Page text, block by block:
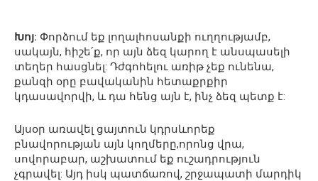
Խոյ: Փորձում եք լողալհոսանքի ուղղությամբ,
սակայն, հիշե՛ք, որ այն ձեզ կարող է անսպասելի
տեղեր հասցնել: Դժգոհելու առիթ չեք ունենա,
քանզի օրը բավականին հետաքրքիր
կդասավորվի, և դա հենց այն է, ինչ ձեզ պետք է:
Այսօր առավել ցայտուն կդրսևորեք
բնավորության այն կողմերը,որոնց վրա,
սովորաբար, աշխատում եք ուշադրություն
չգրավել: Այդ իսկ պատճառով, շրջապատի մարդիկ